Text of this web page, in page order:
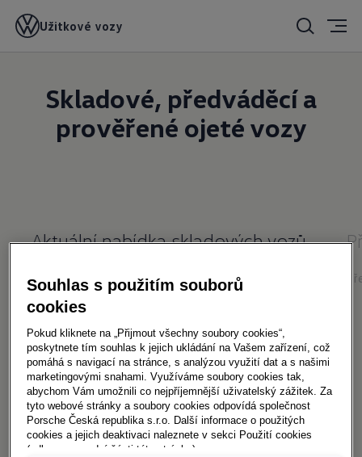
Užitkové vozy
Skladové, předváděcí a
prověřené ojeté vozy
Aktuální nabídka skladových vozů
Skladové vozy
Souhlas s použitím souborů
cookies
Pokud kliknete na „Přijmout všechny soubory cookies“,
poskytnete tím souhlas k jejich ukládání na Vašem zařízení, což
pomáhá s navigací na stránce, s analýzou využití dat a s našimi
marketingovými snahami. Využíváme soubory cookies tak,
abychom Vám umožnili co nejpříjemnější uživatelský zážitek. Za
tyto webové stránky a soubory cookies odpovídá společnost
Porsche Česká republika s.r.o. Další informace o použitých
cookies a jejich deaktivaci naleznete v sekci Použití cookies
(odkaz ve spodní části této stránky).